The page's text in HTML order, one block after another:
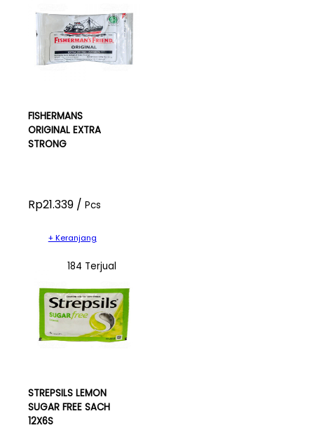
FISHERMANS
ORIGINAL EXTRA
STRONG
Rp21.339 / Pcs
+ Keranjang
184 Terjual
STREPSILS LEMON
SUGAR FREE SACH
12X6S